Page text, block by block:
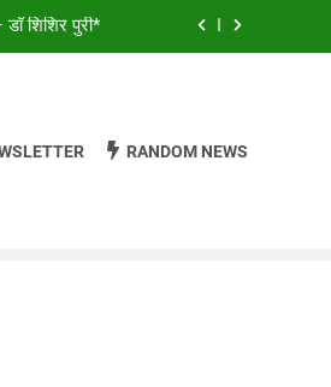
शिशिर पुरी*
से बांधा समां*
RANDOM NEWS